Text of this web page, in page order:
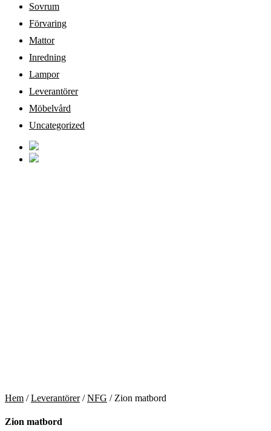
Sovrum
Förvaring
Mattor
Inredning
Lampor
Leverantörer
Möbelvård
Uncategorized
Hem /Leverantörer/NFG / Zion matbord
Zion matbord